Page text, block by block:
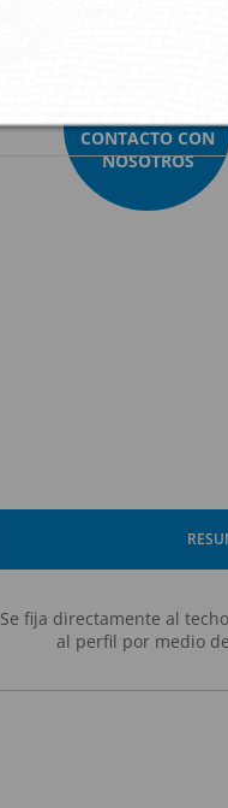
CONTACTO CON
NOSOTROS
Se fija directamente al
al perfil por medio